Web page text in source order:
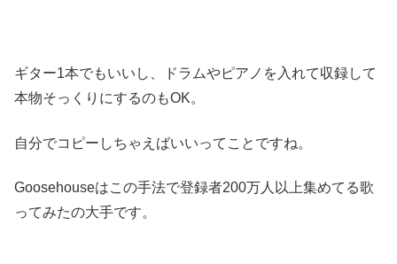
ギター1本でもいいし、ドラムやピアノを入れて収録して
本物そっくりにするのもOK。
自分でコピーしちゃえばいいってことですね。
Goosehouseはこの手法で登録者200万人以上集めてる歌
ってみたの大手です。